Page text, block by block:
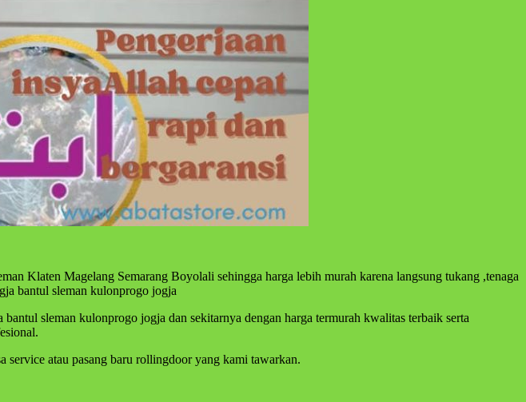
Klaten Magelang Semarang Boyolali sehingga harga lebih murah karena langsung tukang ,tenaga
bantul sleman kulonprogo jogja
sleman kulonprogo jogja dan sekitarnya dengan harga termurah kwalitas terbaik serta
service atau pasang baru rollingdoor yang kami tawarkan.